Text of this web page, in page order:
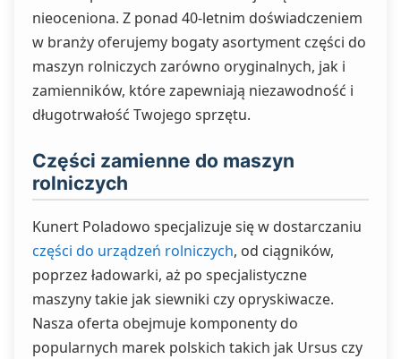
nieoceniona. Z ponad 40-letnim doświadczeniem
w branży oferujemy bogaty asortyment części do
maszyn rolniczych zarówno oryginalnych, jak i
zamienników, które zapewniają niezawodność i
długotrwałość Twojego sprzętu.
Części zamienne do maszyn
rolniczych
Kunert Poladowo specjalizuje się w dostarczaniu
części do urządzeń rolniczych, od ciągników,
poprzez ładowarki, aż po specjalistyczne
maszyny takie jak siewniki czy opryskiwacze.
Nasza oferta obejmuje komponenty do
popularnych marek polskich takich jak Ursus czy